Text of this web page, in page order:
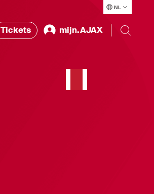
NL
Tickets mijn.AJAX